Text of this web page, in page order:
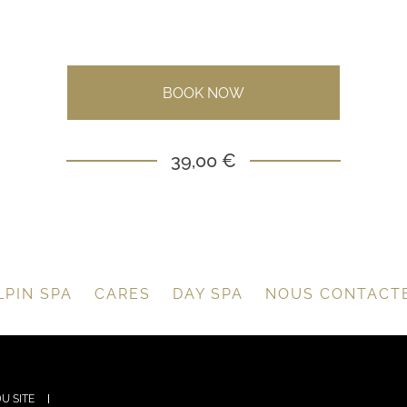
BOOK NOW
39,00 €
SPA CARES DAY SPA NOUS
SITE